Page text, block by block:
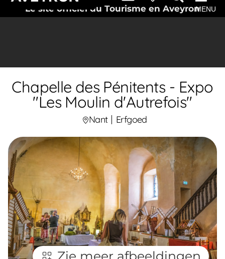
Le site officiel du Tourisme en AveyronMENU
Chapelle des Pénitents - Expo
"Les Moulin d'Autrefois"
Nant Erfgoed